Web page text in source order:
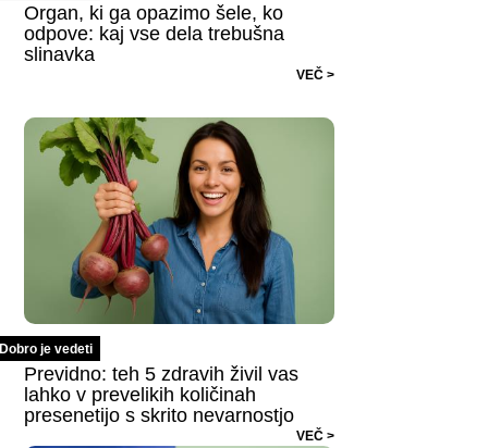
Organ, ki ga opazimo šele, ko
odpove: kaj vse dela trebušna
slinavka
VEČ >
Dobro je vedeti
Previdno: teh 5 zdravih živil vas
lahko v prevelikih količinah
presenetijo s skrito nevarnostjo
VEČ >